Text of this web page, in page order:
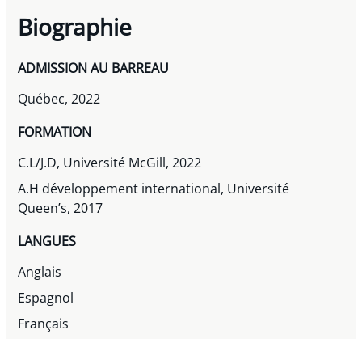
Biographie
ADMISSION AU BARREAU
Québec, 2022
FORMATION
C.L/J.D, Université McGill, 2022
A.H développement international, Université
Queen’s, 2017
LANGUES
Anglais
Espagnol
Français